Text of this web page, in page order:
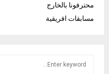
محترفونا بالخارج
مسابقات افريقية